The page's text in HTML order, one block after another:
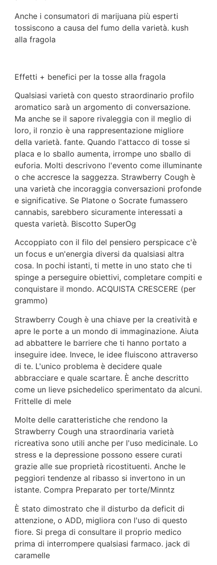
Anche i consumatori di marijuana più esperti
tossiscono a causa del fumo della varietà. kush
alla fragola
Effetti + benefici per la tosse alla fragola
Qualsiasi varietà con questo straordinario profilo
aromatico sarà un argomento di conversazione.
Ma anche se il sapore rivaleggia con il meglio di
loro, il ronzio è una rappresentazione migliore
della varietà. fante. Quando l'attacco di tosse si
placa e lo sballo aumenta, irrompe uno sballo di
euforia. Molti descrivono l'evento come illuminante
o che accresce la saggezza. Strawberry Cough è
una varietà che incoraggia conversazioni profonde
e significative. Se Platone o Socrate fumassero
cannabis, sarebbero sicuramente interessati a
questa varietà. Biscotto SuperOg
Accoppiato con il filo del pensiero perspicace c'è
un focus e un'energia diversi da qualsiasi altra
cosa. In pochi istanti, ti mette in uno stato che ti
spinge a perseguire obiettivi, completare compiti e
conquistare il mondo. ACQUISTA CRESCERE (per
grammo)
Strawberry Cough è una chiave per la creatività e
apre le porte a un mondo di immaginazione. Aiuta
ad abbattere le barriere che ti hanno portato a
inseguire idee. Invece, le idee fluiscono attraverso
di te. L'unico problema è decidere quale
abbracciare e quale scartare. È anche descritto
come un lieve psichedelico sperimentato da alcuni.
Frittelle di mele
Molte delle caratteristiche che rendono la
Strawberry Cough una straordinaria varietà
ricreativa sono utili anche per l'uso medicinale. Lo
stress e la depressione possono essere curati
grazie alle sue proprietà ricostituenti. Anche le
peggiori tendenze al ribasso si invertono in un
istante. Compra Preparato per torte/Minntz
È stato dimostrato che il disturbo da deficit di
attenzione, o ADD, migliora con l'uso di questo
fiore. Si prega di consultare il proprio medico
prima di interrompere qualsiasi farmaco. jack di
caramelle